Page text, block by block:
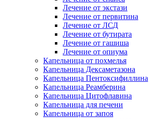
Лечение от экстази
Лечение от первитина
Лечение от ЛСД
Лечение от бутирата
Лечение от гашиша
Лечение от опиума
Капельница от похмелья
Капельница Дексаметазона
Капельница Пентоксифиллина
Капельница Реамберина
Капельница Цитофлавина
Капельница для печени
Капельница от запоя